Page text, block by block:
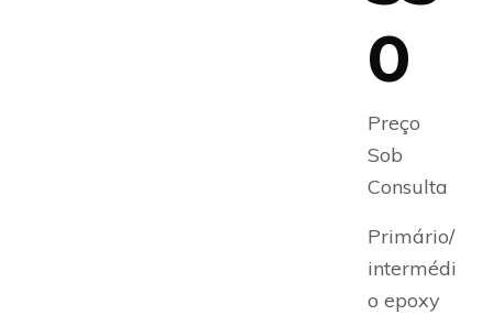
0
Preço
Sob
Consulta
Primário/
intermédi
o epoxy